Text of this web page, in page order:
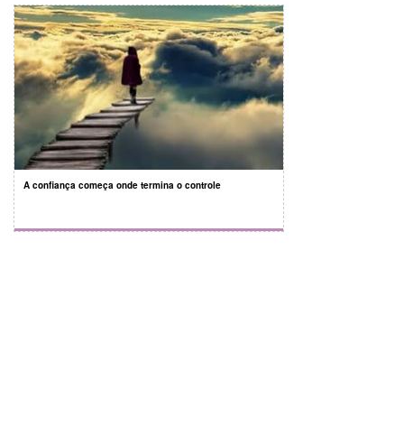
A confiança começa onde termina o controle